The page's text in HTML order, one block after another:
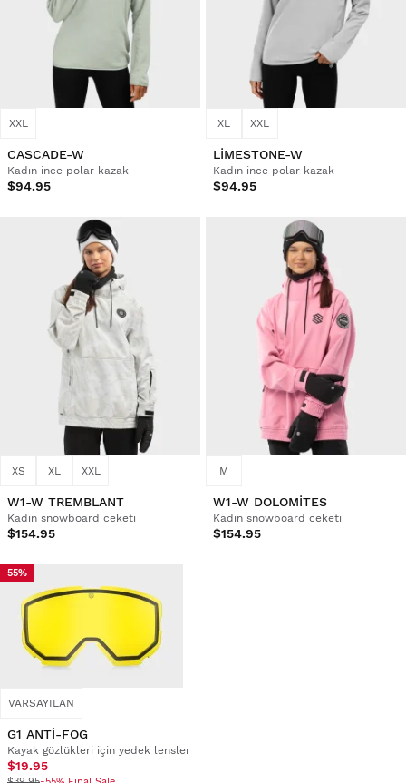
XXL
CASCADE-W
Kadın ince polar kazak
$94.95
XL XXL
LIMESTONE-W
Kadın ince polar kazak
$94.95
XS XL XXL
W1-W TREMBLANT
Kadın snowboard ceketi
$154.95
M
W1-W DOLOMITES
Kadın snowboard ceketi
$154.95
55%
VARSAYILAN
G1 ANTI-FOG
Kayak gözlükleri için yedek lensler
$19.95